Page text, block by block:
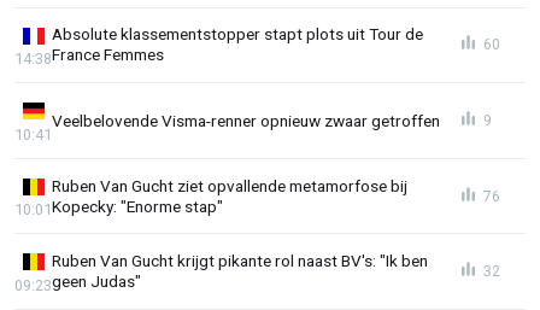
Absolute klassementstopper stapt plots uit Tour de
France Femmes
14:38
60
Veelbelovende Visma-renner opnieuw zwaar getroffen
10:41
9
Ruben Van Gucht ziet opvallende metamorfose bij
Kopecky: "Enorme stap"
10:01
76
Ruben Van Gucht krijgt pikante rol naast BV's: "Ik ben
geen Judas"
09:23
32